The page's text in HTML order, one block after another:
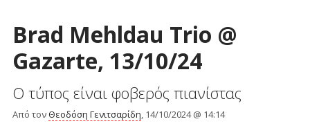
Brad Mehldau Trio @
Gazarte, 13/10/24
Ο τύπος είναι φοβερός πιανίστας
Από τονΘεοδόση Γενιτσαρίδη, 14/10/2024 @ 14:14